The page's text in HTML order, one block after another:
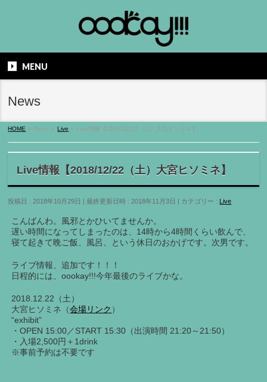
MENU
News
HOME » News » Live » Live情報【2018/12/22（土）大宮ヒソミネ】
Live情報【2018/12/22（土）大宮ヒソミネ】
投稿日 : 2018年10月29日 最終更新日時 : 2018年11月3日 カテゴリー : Live
こんばんわ。風邪とかひいてませんか。
遅い時間になってしまったのは、14時から4時間くらい飲んで、
寝て起きて晩ご飯、風呂、という休日のおかげです。次男です。
ライブ情報、追加です！！！
日程的には、oookay!!!今年最後のライブかな。
2018.12.22（土）
大宮ヒソミネ（会場リンク ）
“exhibit”
・OPEN 15:00／START 15:30（出演時間 21:20～21:50）
・入場2,500円＋1drink
※事前予約は不要です